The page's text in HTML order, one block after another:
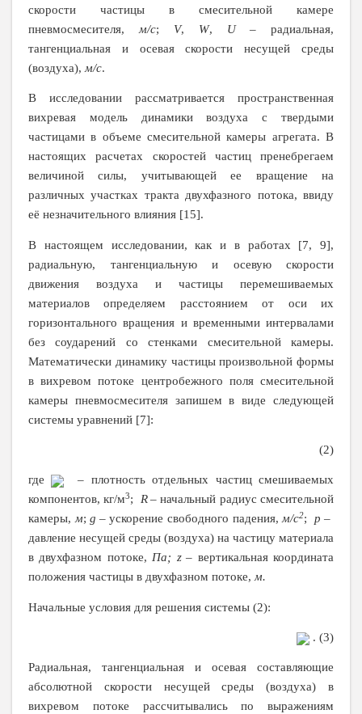
скорости частицы в смесительной камере
пневмосмесителя, м/с; V, W, U – радиальная,
тангенциальная и осевая скорости несущей среды
(воздуха), м/с.
В исследовании рассматривается пространственная
вихревая модель динамики воздуха с твердыми
частицами в объеме смесительной камеры агрегата. В
настоящих расчетах скоростей частиц пренебрегаем
величиной силы, учитывающей ее вращение на
различных участках тракта двухфазного потока, ввиду
её незначительного влияния [15].
В настоящем исследовании, как и в работах [7, 9],
радиальную, тангенциальную и осевую скорости
движения воздуха и частицы перемешиваемых
материалов определяем расстоянием от оси их
горизонтального вращения и временными интервалами
без соударений со стенками смесительной камеры.
Математически динамику частицы произвольной формы
в вихревом потоке центробежного поля смесительной
камеры пневмосмесителя запишем в виде следующей
системы уравнений [7]:
(2)
где
– плотность отдельных частиц смешиваемых
компонентов, кг/м3; R – начальный радиус смесительной
камеры,м;g – ускорение свободного падения,м/с2;p –
давление несущей среды (воздуха) на частицу материала
в двухфазном потоке,Па; z – вертикальная координата
положения частицы в двухфазном потоке,м.
Начальные условия для решения системы (2):
. (3)
Радиальная, тангенциальная и осевая составляющие
абсолютной скорости несущей среды (воздуха) в
вихревом потоке рассчитывались по выражениям